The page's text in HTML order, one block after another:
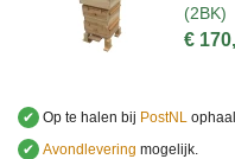
(2BK)
€
✔ Op te halen bij PostNL
✔ Avondlevering mogelijk.